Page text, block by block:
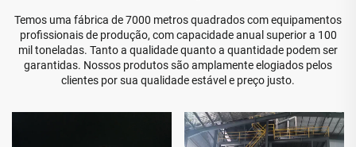
Temos uma fábrica de 7000 metros quadrados com equipamentos
profissionais de produção, com capacidade anual superior a 100
mil toneladas. Tanto a qualidade quanto a quantidade podem ser
garantidas. Nossos produtos são amplamente elogiados pelos
clientes por sua qualidade estável e preço justo.